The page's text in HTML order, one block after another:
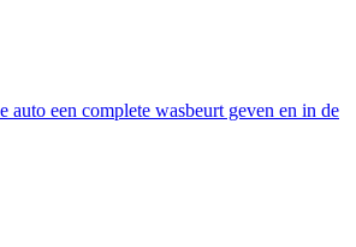
auto een complete wasbeurt geven en in de